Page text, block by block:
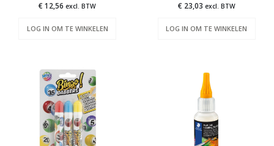
€ 12,56excl. BTW
LOG IN OM TE WINKELEN
€ 23,03 excl. BTW
LOG IN OM TE WINKELEN